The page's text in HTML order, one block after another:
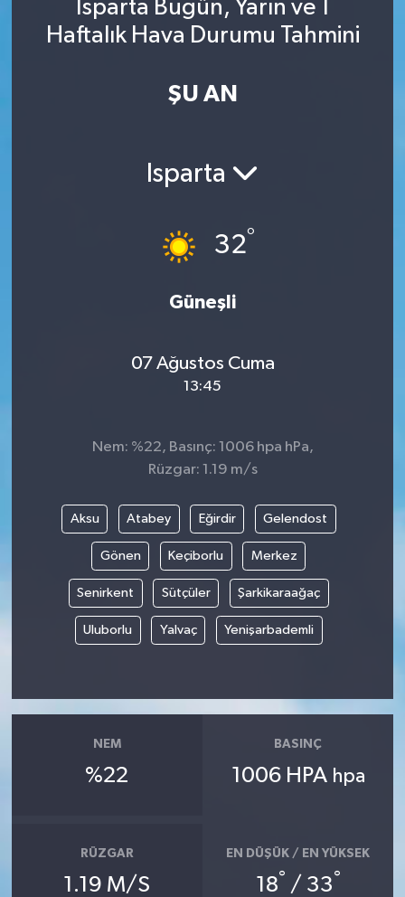
Isparta Bugün, Yarın ve 1
Haftalık Hava Durumu Tahmini
ŞU AN
Isparta
32°
Güneşli
07 Ağustos Cuma
13:45
Nem: %22, Basınç: 1006 hpa hPa,
Rüzgar: 1.19 m/s
Aksu Atabey Eğirdir Gelendost
Gönen Keçiborlu Merkez
Senirkent Sütçüler Şarkikaraağaç
Uluborlu Yalvaç Yenişarbademli
NEM
%22
BASINÇ
1006 HPA hpa
RÜZGAR
1.19 M/S
EN DÜŞÜK / EN YÜKSEK
18° / 33°